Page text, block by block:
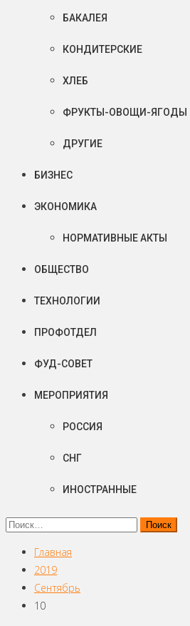
БАКАЛЕЯ
КОНДИТЕРСКИЕ
ХЛЕБ
ФРУКТЫ-ОВОЩИ-ЯГОДЫ
ДРУГИЕ
БИЗНЕС
ЭКОНОМИКА
НОРМАТИВНЫЕ АКТЫ
ОБЩЕСТВО
ТЕХНОЛОГИИ
ПРОФОТДЕЛ
ФУД-СОВЕТ
МЕРОПРИЯТИЯ
РОССИЯ
СНГ
ИНОСТРАННЫЕ
Найти:
Главная
2019
Сентябрь
10